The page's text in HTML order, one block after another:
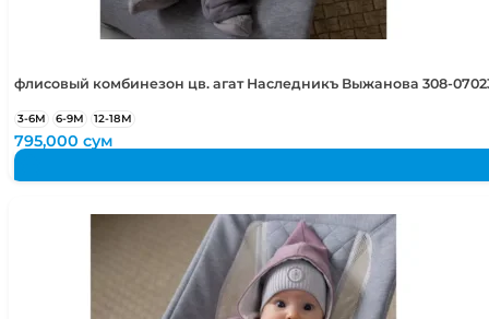
флисовый комбинезон цв. агат Наследникъ Выжанова 308-
3-6М 6-9М 12-18М
795,000сум